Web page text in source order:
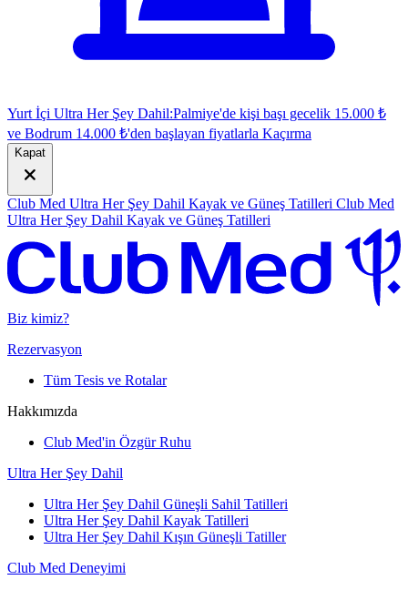
Yurt İçi Ultra Her Şey Dahil:Palmiye'de kişi başı gecelik 15.000 ₺
ve Bodrum 14.000 ₺'den başlayan fiyatlarla Kaçırma
Kapat
Club Med Ultra Her Şey Dahil Kayak ve Güneş Tatilleri Club Med
Ultra Her Şey Dahil Kayak ve Güneş Tatilleri
Biz kimiz?
Rezervasyon
Tüm Tesis ve Rotalar
Hakkımızda
Club Med'in Özgür Ruhu
Ultra Her Şey Dahil
Ultra Her Şey Dahil Güneşli Sahil Tatilleri
Ultra Her Şey Dahil Kayak Tatilleri
Ultra Her Şey Dahil Kışın Güneşli Tatiller
Club Med Deneyimi